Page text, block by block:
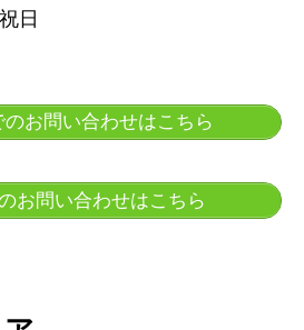
日
のお問い合わせはこちら
お問い合わせはこちら